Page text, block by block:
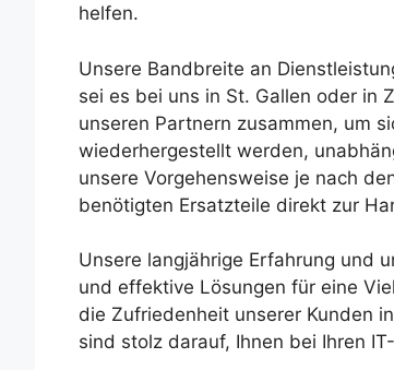
helfen.
Unsere Bandbreite an
sei es bei uns in St. Gallen oder in
unseren Partnern zusammen, um
wiederhergestellt werden,
unsere Vorgehensweise je nach
benötigten Ersatzteile direkt zur
Unsere langjährige Erfahrung und
und effektive Lösungen für eine
die Zufriedenheit unserer Kunden
sind stolz darauf, Ihnen bei Ihren